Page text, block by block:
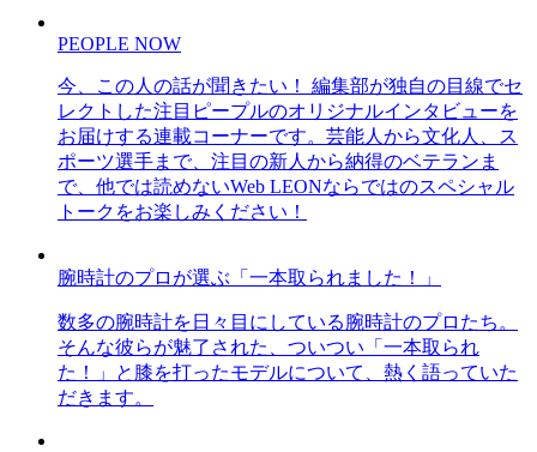
PEOPLE NOW
今、この人の話が聞きたい！ 編集部が独自の目線でセ
レクトした注目ピープルのオリジナルインタビューを
お届けする連載コーナーです。芸能人から文化人、ス
ポーツ選手まで、注目の新人から納得のベテランま
で、他では読めないWeb LEONならではのスペシャル
トークをお楽しみください！
腕時計のプロが選ぶ「一本取られました！」
数多の腕時計を日々目にしている腕時計のプロたち。
そんな彼らが魅了された、ついつい「一本取られ
た！」と膝を打ったモデルについて、熱く語っていた
だきます。